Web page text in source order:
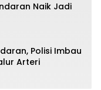
Naik Jadi
Polisi Imbau
Arteri